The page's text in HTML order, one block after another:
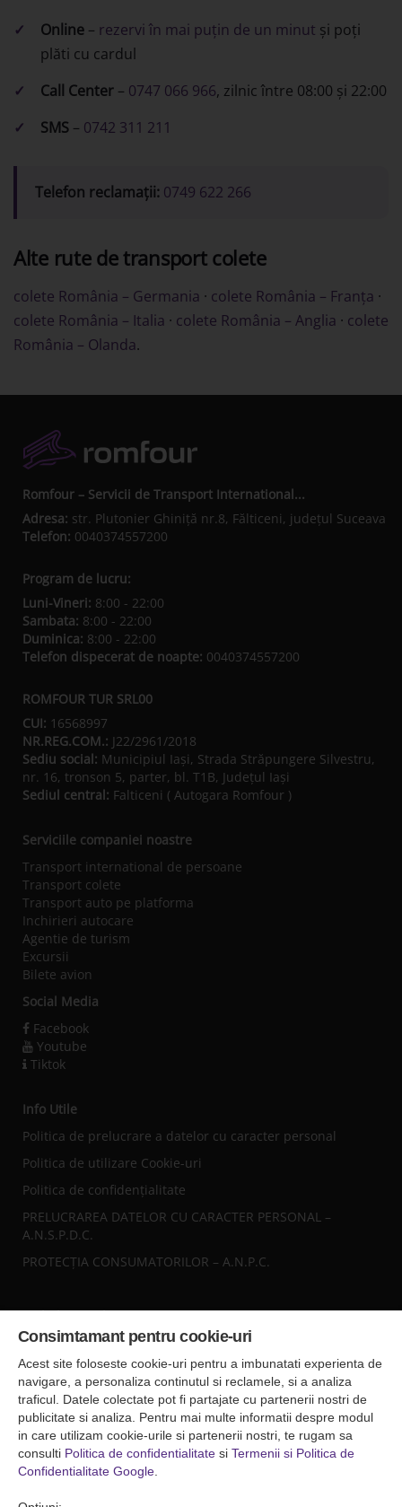
Online – rezervi în mai puțin de un minut și poți
plăti cu cardul
Call Center – 0747 066 966, zilnic între 08:00 și 22:00
SMS – 0742 311 211
Telefon reclamații: 0749 622 266
Alte rute de transport colete
colete România – Germania · colete România – Franța ·
colete România – Italia · colete România – Anglia · colete
România – Olanda.
Romfour – Servicii de Transport International...
Adresa: str. Plutonier Ghiniţă nr.8, Fălticeni, judeţul Suceava
Telefon: 0040374557200
Program de lucru:
Luni-Vineri: 8:00 - 22:00
Sambata: 8:00 - 22:00
Duminica: 8:00 - 22:00
Telefon dispecerat de noapte: 0040374557200
ROMFOUR TUR SRL00
CUI: 16568997
NR.REG.COM.: J22/2961/2018
Sediu social: Municipiul Iaşi, Strada Străpungere Silvestru,
nr. 16, tronson 5, parter, bl. T1B, Județul Iaşi
Sediul central: Falticeni ( Autogara Romfour )
Serviciile companiei noastre
Transport international de persoane
Transport colete
Transport auto pe platforma
Inchirieri autocare
Agentie de turism
Excursii
Bilete avion
Social Media
Facebook
Youtube
Tiktok
Info Utile
Politica de prelucrare a datelor cu caracter personal
Politica de utilizare Cookie-uri
Politica de confidențialitate
PRELUCRAREA DATELOR CU CARACTER PERSONAL –
A.N.S.P.D.C.
PROTECȚIA CONSUMATORILOR – A.N.P.C.
Sediul central
Falticeni ( Autogara Romfour )
str. Plutonier Ghiniţă nr.8, Fălticeni, judeţul Suceava
0040374557200
Condiții de Transport
Condițiile de transport colete
Condițiile de transport persone
Consimtamant pentru cookie-uri
Acest site foloseste cookie-uri pentru a imbunatati experienta de
navigare, a personaliza continutul si reclamele, si a analiza
traficul. Datele colectate pot fi partajate cu partenerii nostri de
publicitate si analiza. Pentru mai multe informatii despre modul
in care utilizam cookie-urile si partenerii nostri, te rugam sa
consulti Politica de confidentialitate si Termenii si Politica de
Confidentialitate Google